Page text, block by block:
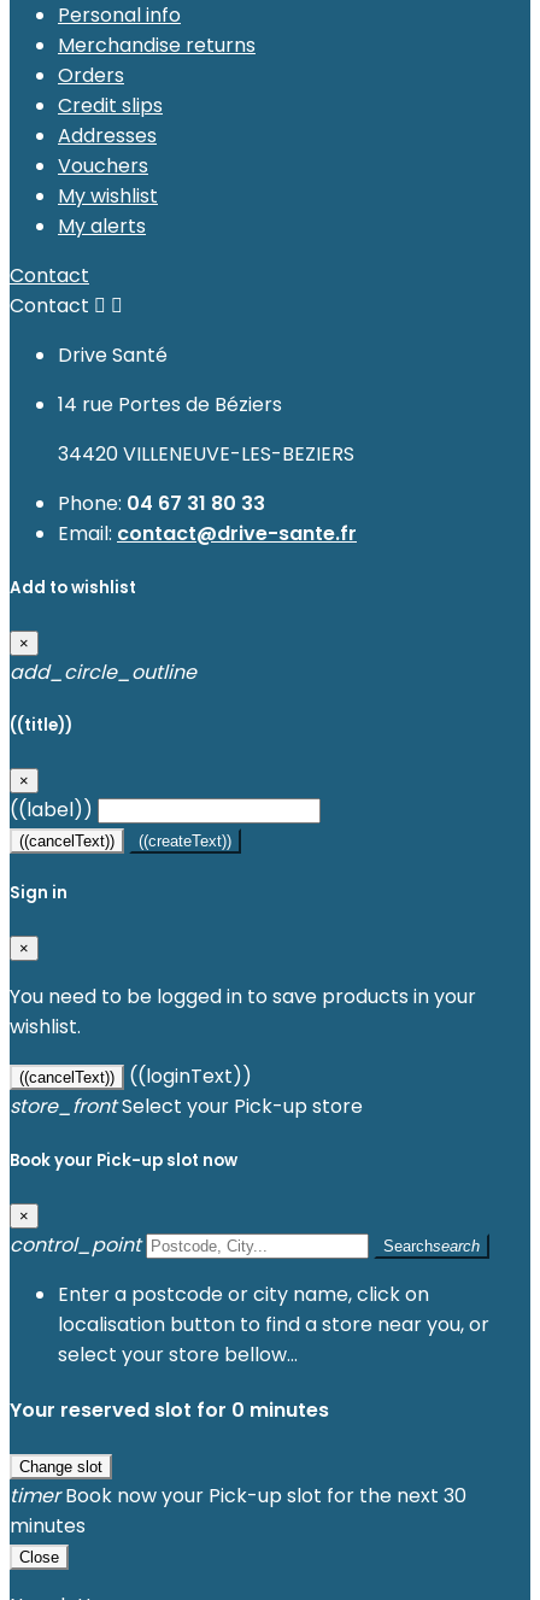
Personal info
Merchandise returns
Orders
Credit slips
Addresses
Vouchers
My wishlist
My alerts
Contact
Contact  
Drive Santé
14 rue Portes de Béziers
34420 VILLENEUVE-LES-BEZIERS
Phone: 04 67 31 80 33
Email: contact@drive-sante.fr
Add to wishlist
×
add_circle_outline
((title))
×
((label))
((cancelText)) ((createText))
Sign in
×
You need to be logged in to save products in your
wishlist.
((cancelText))
((loginText))
store_frontSelect your Pick-up store
Book your Pick-up slot now
×
control_point Searchsearch
Enter a postcode or city name, click on
localisation button to find a store near you, or
select your store bellow...
Your reserved slot for 0 minutes
Change slot
timerBook now your Pick-up slot for the next 30
minutes
Close